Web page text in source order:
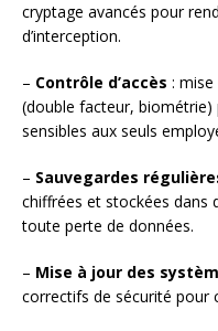
cryptage avancés pour
d’interception.
– Contrôle d’accès :
(double facteur, biométrie)
sensibles aux seuls
– Sauvegardes
chiffrées et stockées dans
toute perte de données.
– Mise à jour des
correctifs de sécurité pour